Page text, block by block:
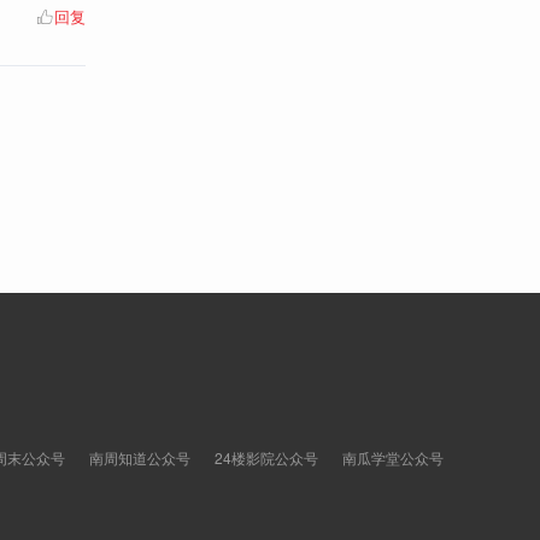
回复
末公众号 南周知道公众号 24楼影院公众号 南瓜学堂公众号